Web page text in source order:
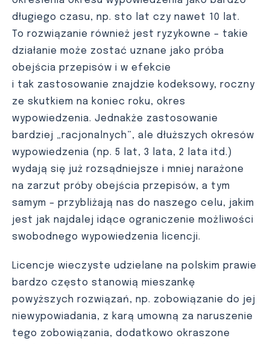
długiego czasu, np. sto lat czy nawet 10 lat.
To rozwiązanie również jest ryzykowne – takie
działanie może zostać uznane jako próba
obejścia przepisów i w efekcie
i tak zastosowanie znajdzie kodeksowy, roczny
ze skutkiem na koniec roku, okres
wypowiedzenia. Jednakże zastosowanie
bardziej „racjonalnych”, ale dłuższych okresów
wypowiedzenia (np. 5 lat, 3 lata, 2 lata itd.)
wydają się już rozsądniejsze i mniej narażone
na zarzut próby obejścia przepisów, a tym
samym – przybliżają nas do naszego celu, jakim
jest jak najdalej idące ograniczenie możliwości
swobodnego wypowiedzenia licencji.
Licencje wieczyste udzielane na polskim prawie
bardzo często stanowią mieszankę
powyższych rozwiązań, np. zobowiązanie do jej
niewypowiadania, z karą umowną za naruszenie
tego zobowiązania, dodatkowo okraszone